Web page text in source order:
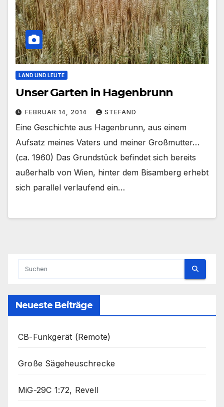
LAND UND LEUTE
Unser Garten in Hagenbrunn
FEBRUAR 14, 2014 STEFAND
Eine Geschichte aus Hagenbrunn, aus einem
Aufsatz meines Vaters und meiner Großmutter…
(ca. 1960) Das Grundstück befindet sich bereits
außerhalb von Wien, hinter dem Bisamberg erhebt
sich parallel verlaufend ein…
Neueste Beiträge
CB-Funkgerät (Remote)
Große Sägeheuschrecke
MiG-29C 1:72, Revell